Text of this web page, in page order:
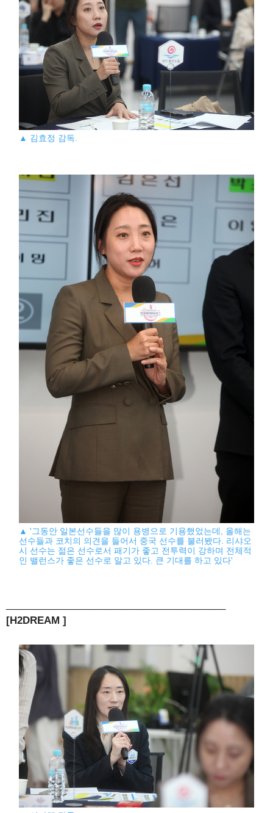
▲ 김효정 감독.
▲ '그동안 일본선수들을 많이 용병으로 기용했었는데, 올해는
선수들과 코치의 의견을 들어서 중국 선수를 불러봤다. 리샤오
시 선수는 젊은 선수로서 패기가 좋고 전투력이 강하며 전체적
인 밸런스가 좋은 선수로 알고 있다. 큰 기대를 하고 있다'
[H2DREAM ]